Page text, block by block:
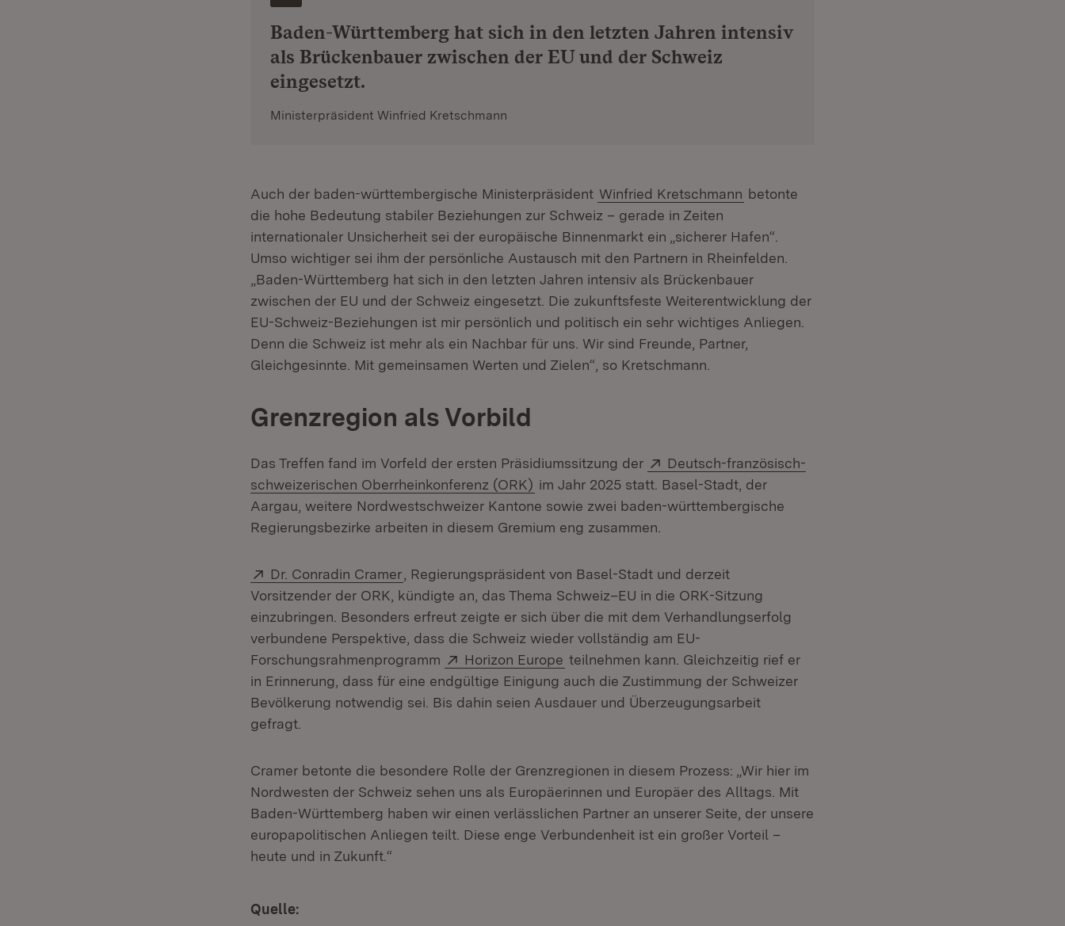
Baden-Württemberg hat sich in den letzten Jahren intensiv
als Brückenbauer zwischen der EU und der Schweiz
eingesetzt.
Ministerpräsident Winfried Kretschmann
Auch der baden-württembergische Ministerpräsident Winfried Kretschmann betonte
die hohe Bedeutung stabiler Beziehungen zur Schweiz – gerade in Zeiten
internationaler Unsicherheit sei der europäische Binnenmarkt ein „sicherer Hafen“.
Umso wichtiger sei ihm der persönliche Austausch mit den Partnern in Rheinfelden.
„Baden-Württemberg hat sich in den letzten Jahren intensiv als Brückenbauer
zwischen der EU und der Schweiz eingesetzt. Die zukunftsfeste Weiterentwicklung der
EU-Schweiz-Beziehungen ist mir persönlich und politisch ein sehr wichtiges Anliegen.
Denn die Schweiz ist mehr als ein Nachbar für uns. Wir sind Freunde, Partner,
Gleichgesinnte. Mit gemeinsamen Werten und Zielen“, so Kretschmann.
Grenzregion als Vorbild
Das Treffen fand im Vorfeld der ersten Präsidiumssitzung der Extern:
Deutsch-französisch-
schweizerischen Oberrheinkonferenz (ORK) (Öffnet in neuem Fenster)
im Jahr 2025 statt. Basel-Stadt, der
Aargau, weitere Nordwestschweizer Kantone sowie zwei baden-württembergische
Regierungsbezirke arbeiten in diesem Gremium eng zusammen.
Extern:
Dr. Conradin Cramer (Öffnet in neuem Fenster)
, Regierungspräsident von Basel-Stadt und derzeit
Vorsitzender der ORK, kündigte an, das Thema Schweiz–EU in die ORK-Sitzung
einzubringen. Besonders erfreut zeigte er sich über die mit dem Verhandlungserfolg
verbundene Perspektive, dass die Schweiz wieder vollständig am EU-
Forschungsrahmenprogramm
Extern:
Horizon Europe (Öffnet in neuem Fenster)
teilnehmen kann. Gleichzeitig rief er
in Erinnerung, dass für eine endgültige Einigung auch die Zustimmung der Schweizer
Bevölkerung notwendig sei. Bis dahin seien Ausdauer und Überzeugungsarbeit
gefragt.
Cramer betonte die besondere Rolle der Grenzregionen in diesem Prozess: „Wir hier im
Nordwesten der Schweiz sehen uns als Europäerinnen und Europäer des Alltags. Mit
Baden-Württemberg haben wir einen verlässlichen Partner an unserer Seite, der unsere
europapolitischen Anliegen teilt. Diese enge Verbundenheit ist ein großer Vorteil –
heute und in Zukunft.“
Quelle: